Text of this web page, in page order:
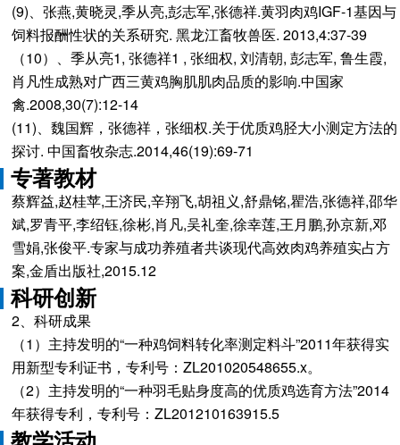
(9)、张燕,黄晓灵,季从亮,彭志军,张德祥.黄羽肉鸡IGF-1基因与
饲料报酬性状的关系研究. 黑龙江畜牧兽医. 2013,4:37-39
（10）、季从亮1, 张德祥1 , 张细权, 刘清朝, 彭志军, 鲁生霞,
肖凡性成熟对广西三黄鸡胸肌肌肉品质的影响.中国家
禽.2008,30(7):12-14
(11)、魏国辉，张德祥，张细权.关于优质鸡胫大小测定方法的
探讨. 中国畜牧杂志.2014,46(19):69-71
专著教材
蔡辉益,赵桂苹,王济民,辛翔飞,胡祖义,舒鼎铭,瞿浩,张德祥,邵华
斌,罗青平,李绍钰,徐彬,肖凡,吴礼奎,徐幸莲,王月鹏,孙京新,邓
雪娟,张俊平.专家与成功养殖者共谈现代高效肉鸡养殖实占方
案,金盾出版社,2015.12
科研创新
2、科研成果
（1）主持发明的“一种鸡饲料转化率测定料斗”2011年获得实
用新型专利证书，专利号：ZL201020548655.x。
（2）主持发明的“一种羽毛贴身度高的优质鸡选育方法”2014
年获得专利，专利号：ZL201210163915.5